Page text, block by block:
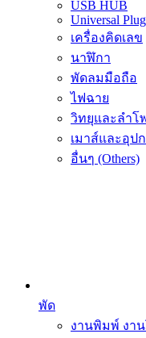
USB HUB
Universal Plug
เครื่องคิดเลข
นาฬิกา
พัดลมมือถือ
ไฟฉาย
วิทยุและลำโ
เมาส์และอุป
อื่นๆ (Others)
พัด
งานพิมพ์ งา